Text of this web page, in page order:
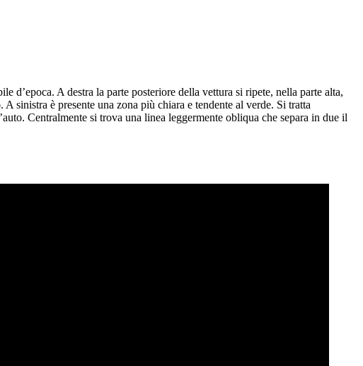
d’epoca. A destra la parte posteriore della vettura si ripete, nella parte alta,
sinistra è presente una zona più chiara e tendente al verde. Si tratta
Centralmente si trova una linea leggermente obliqua che separa in due il